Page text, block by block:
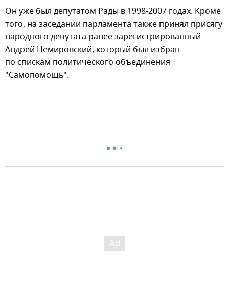
Он уже был депутатом Рады в 1998-2007 годах. Кроме
того, на заседании парламента также принял присягу
народного депутата ранее зарегистрированный
Андрей Немировский, который был избран
по спискам политического объединения
"Самопомощь".